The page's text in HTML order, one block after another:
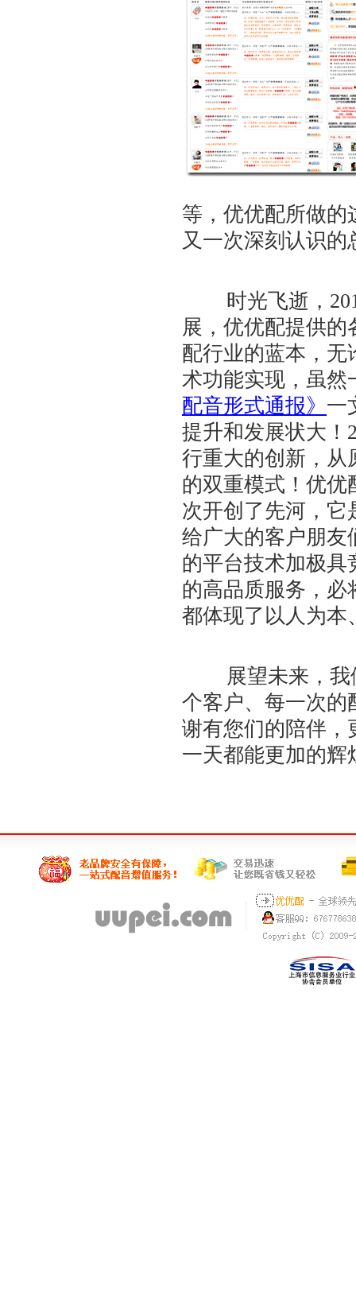
等，优优配所做的
又一次深刻认识的
时光飞逝，
展，优优配提供
配行业的蓝本，无
术功能实现，虽然
配音形式通报》 一
提升和发展状大！
行重大的创新，从
的双重模式！优优
次开创了先河，它
给广大的客户朋友
的平台技术加极具
的高品质服务，必
都体现了以人为本
展望未来，我们
个客户、每一次的
谢有您们的陪伴，
一天都能更加的辉